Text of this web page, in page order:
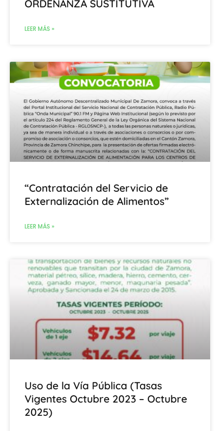
ORDENANZA SUSTITUTIVA
LEER MÁS »
“Contratación del Servicio de
Externalización de Alimentos”
LEER MÁS »
Uso de la Vía Pública (Tasas
Vigentes Octubre 2023 – Octubre
2025)